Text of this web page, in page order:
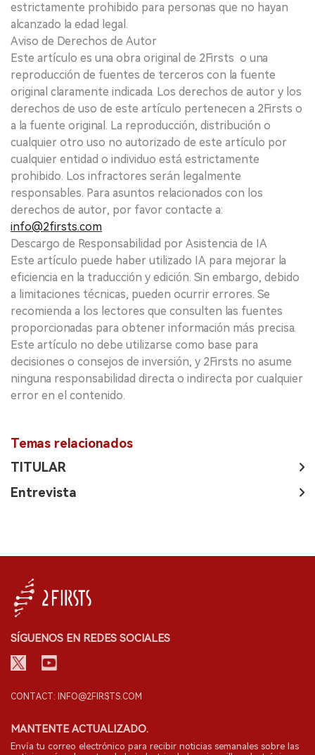
estrictamente prohibido para personas que no hayan
alcanzado la edad legal.
Aviso de Derechos de Autor
Este artículo es una obra original de 2Firsts o una
reproducción de fuentes de terceros con la fuente
original claramente indicada. Los derechos de autor y los
derechos de uso de este artículo pertenecen a 2Firsts o
a la fuente original. La reproducción, distribución o
cualquier otro uso no autorizado de este artículo por
cualquier entidad o individuo está estrictamente
prohibido. Los infractores serán legalmente
responsables. Para asuntos relacionados con los
derechos de autor, por favor contacte a:
info@2firsts.com
Descargo de Responsabilidad por Asistencia de IA
Este artículo puede haber utilizado IA para mejorar la
eficiencia en la traducción y edición. Sin embargo, debido
a limitaciones técnicas, pueden ocurrir errores. Se
recomienda a los lectores que consulten las fuentes
proporcionadas para obtener información más precisa.
Este artículo no debe utilizarse como base para
decisiones o consejos de inversión, y 2Firsts no asume
ninguna responsabilidad directa o indirecta por cualquier
error en el contenido.
Temas relacionados
TITULAR
Entrevista
SÍGUENOS EN REDES SOCIALES
CONTACT: INFO@2FIRSTS.COM
MANTENTE ACTUALIZADO.
Envía tu correo electrónico para recibir noticias semanales sobre las